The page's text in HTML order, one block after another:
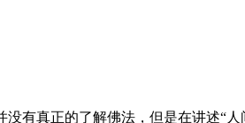
真正的了解佛法，但是在讲述“人